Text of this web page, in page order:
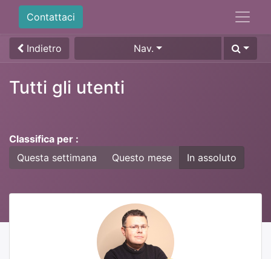
Contattaci
Indietro Nav.
Tutti gli utenti
Classifica per :
Questa settimana
Questo mese In assoluto